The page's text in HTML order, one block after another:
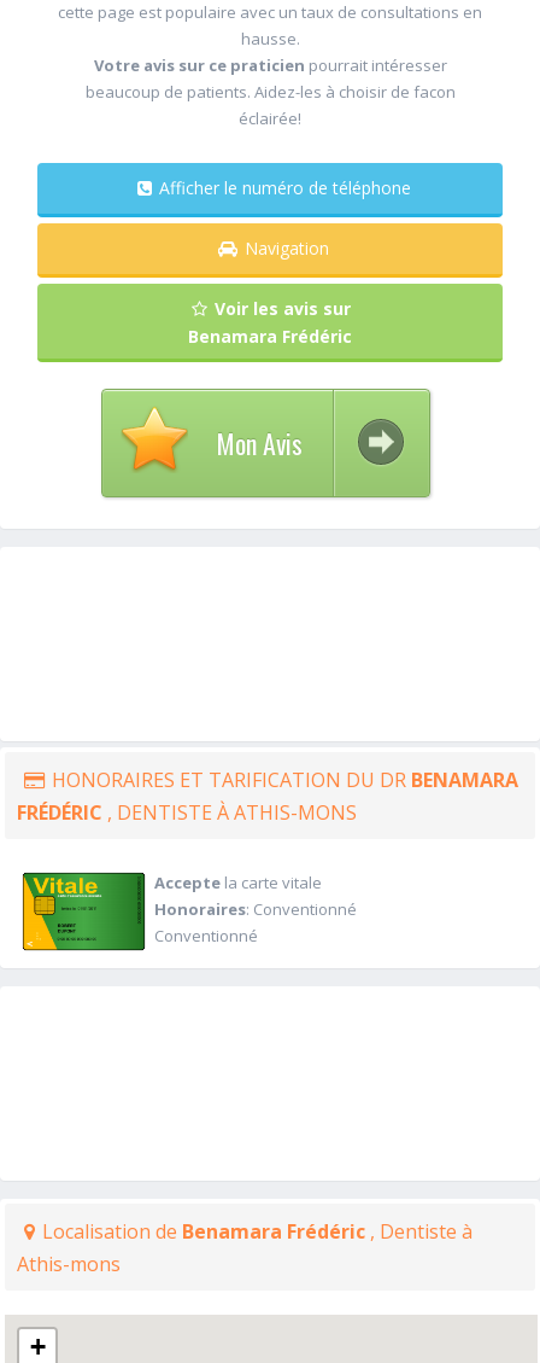
cette page est populaire avec un taux de consultations en
hausse.
Votre avis sur ce praticien pourrait intéresser
beaucoup de patients. Aidez-les à choisir de facon
éclairée!
Afficher le numéro de téléphone
Navigation
Voir les avis sur
Benamara Frédéric
Mon Avis
HONORAIRES ET TARIFICATION DU DR BENAMARA
FRÉDÉRIC , DENTISTE À ATHIS-MONS
Acceptela carte vitale
Honoraires: Conventionné
Conventionné
Localisation de Benamara Frédéric , Dentiste à
Athis-mons
+